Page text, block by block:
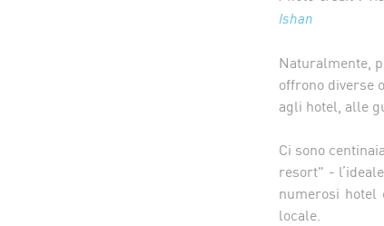
Ishan
Naturalmente,
offrono diverse
agli hotel, alle
Ci sono
resort" -
numerosi
locale.